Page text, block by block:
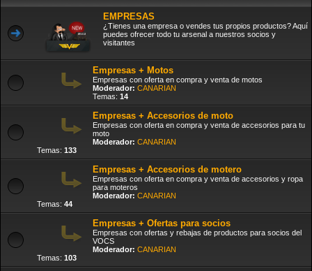
EMPRESAS
¿Tienes una empresa o vendes tus propios productos? Aquí
puedes ofrecer todo tu arsenal a nuestros socios y
visitantes
Empresas + Motos
Empresas con oferta en compra y venta de motos
Moderador: CANARIAN
Temas: 14
Empresas + Accesorios de moto
Empresas con oferta en compra y venta de accesorios para tu
moto
Moderador: CANARIAN
Temas: 133
Empresas + Accesorios de motero
Empresas con oferta en compra y venta de accesorios y ropa
para moteros
Moderador: CANARIAN
Temas: 44
Empresas + Ofertas para socios
Empresas con ofertas y rebajas de productos para socios del
VOCS
Moderador: CANARIAN
Temas: 103